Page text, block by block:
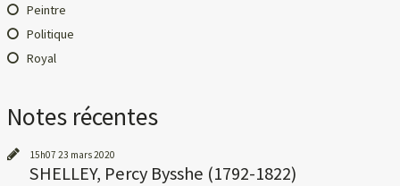
Peintre
Politique
Royal
Notes récentes
15h07 23 mars 2020
SHELLEY, Percy Bysshe (1792-1822)